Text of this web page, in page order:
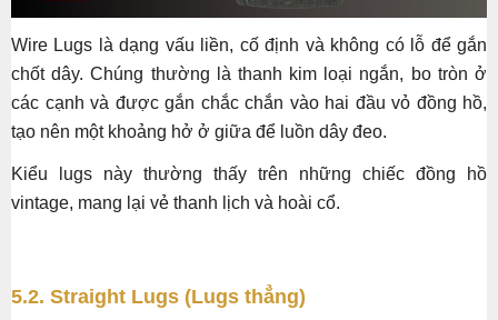
Wire Lugs là dạng vấu liền, cố định và không có lỗ để gắn
chốt dây. Chúng thường là thanh kim loại ngắn, bo tròn ở
các cạnh và được gắn chắc chắn vào hai đầu vỏ đồng hồ,
tạo nên một khoảng hở ở giữa để luồn dây đeo.
Kiểu lugs này thường thấy trên những chiếc đồng hồ
vintage, mang lại vẻ thanh lịch và hoài cổ.
5.2. Straight Lugs (Lugs thẳng)